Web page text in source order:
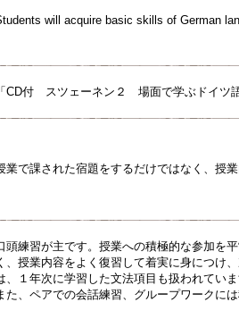
will acquire basic skills of German
「CD付 スツェーネン２ 場面で学ぶドイ
業で課された宿題をするだけではなく、授
頭練習が主です。授業への積極的な参加を
、授業内容をよく復習して着実に身につけ
、１年次に学習した文法項目も扱われてい
た、ペアでの会話練習、グループワークに